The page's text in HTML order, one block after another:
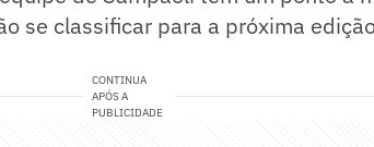
se classificar para a próxima
CONTINUA
APÓS A
PUBLICIDADE